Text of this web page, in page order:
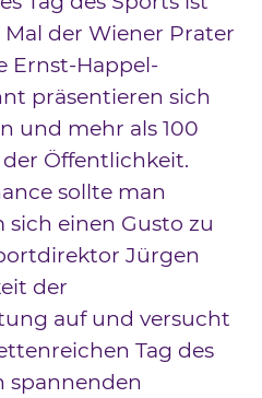
der Wiener Prater
Ernst-Happel-
präsentieren sich
und mehr als 100
Öffentlichkeit.
sollte man
einen Gusto zu
Jürgen
der
auf und versucht
Tag des
spannenden